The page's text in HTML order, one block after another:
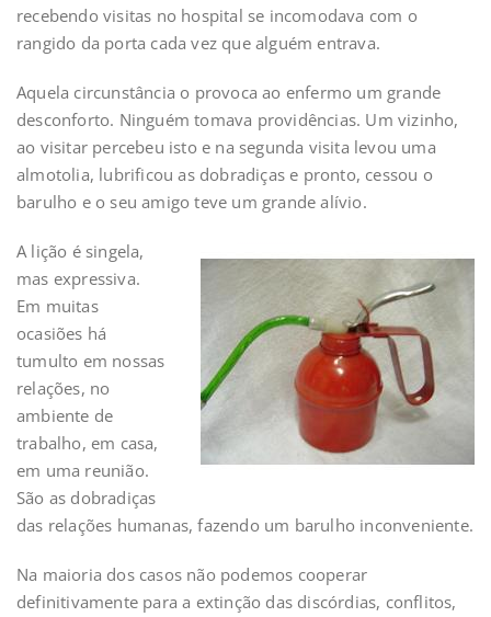
recebendo visitas no hospital se incomodava com o
rangido da porta cada vez que alguém entrava.
Aquela circunstância o provoca ao enfermo um grande
desconforto. Ninguém tomava providências. Um vizinho,
ao visitar percebeu isto e na segunda visita levou uma
almotolia, lubrificou as dobradiças e pronto, cessou o
barulho e o seu amigo teve um grande alívio.
A lição é singela,
mas expressiva.
Em muitas
ocasiões há
tumulto em nossas
relações, no
ambiente de
trabalho, em casa,
em uma reunião.
São as dobradiças
das relações humanas, fazendo um barulho inconveniente.
Na maioria dos casos não podemos cooperar
definitivamente para a extinção das discórdias, conflitos,